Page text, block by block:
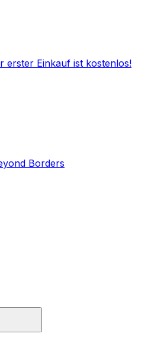
erster Einkauf ist kostenlos!
Borders